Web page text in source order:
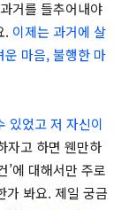
거를 들추어내야
. 이제는 과거에 살
운 마음, 불행한 마
있었고 저 자신이
자고 하면 웬만하
’에 대해서만 주로
가 봐요. 제일 궁금